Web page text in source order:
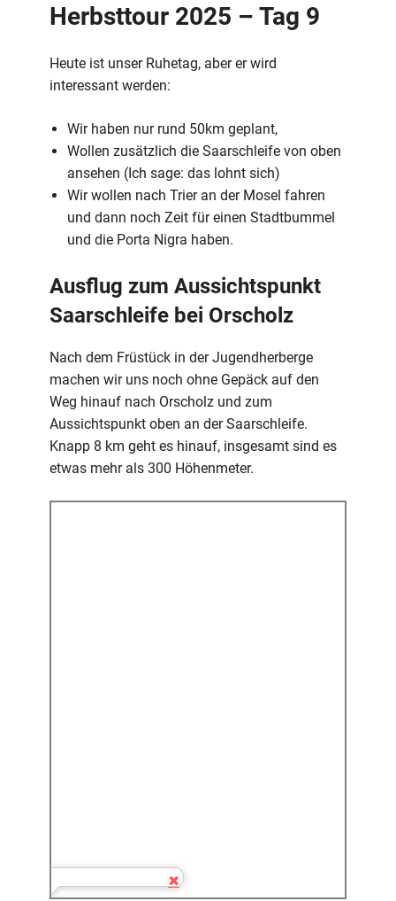
Herbsttour 2025 – Tag 9
Heute ist unser Ruhetag, aber er wird
interessant werden:
Wir haben nur rund 50km geplant,
Wollen zusätzlich die Saarschleife von oben
ansehen (Ich sage: das lohnt sich)
Wir wollen nach Trier an der Mosel fahren
und dann noch Zeit für einen Stadtbummel
und die Porta Nigra haben.
Ausflug zum Aussichtspunkt
Saarschleife bei Orscholz
Nach dem Früstück in der Jugendherberge
machen wir uns noch ohne Gepäck auf den
Weg hinauf nach Orscholz und zum
Aussichtspunkt oben an der Saarschleife.
Knapp 8 km geht es hinauf, insgesamt sind es
etwas mehr als 300 Höhenmeter.